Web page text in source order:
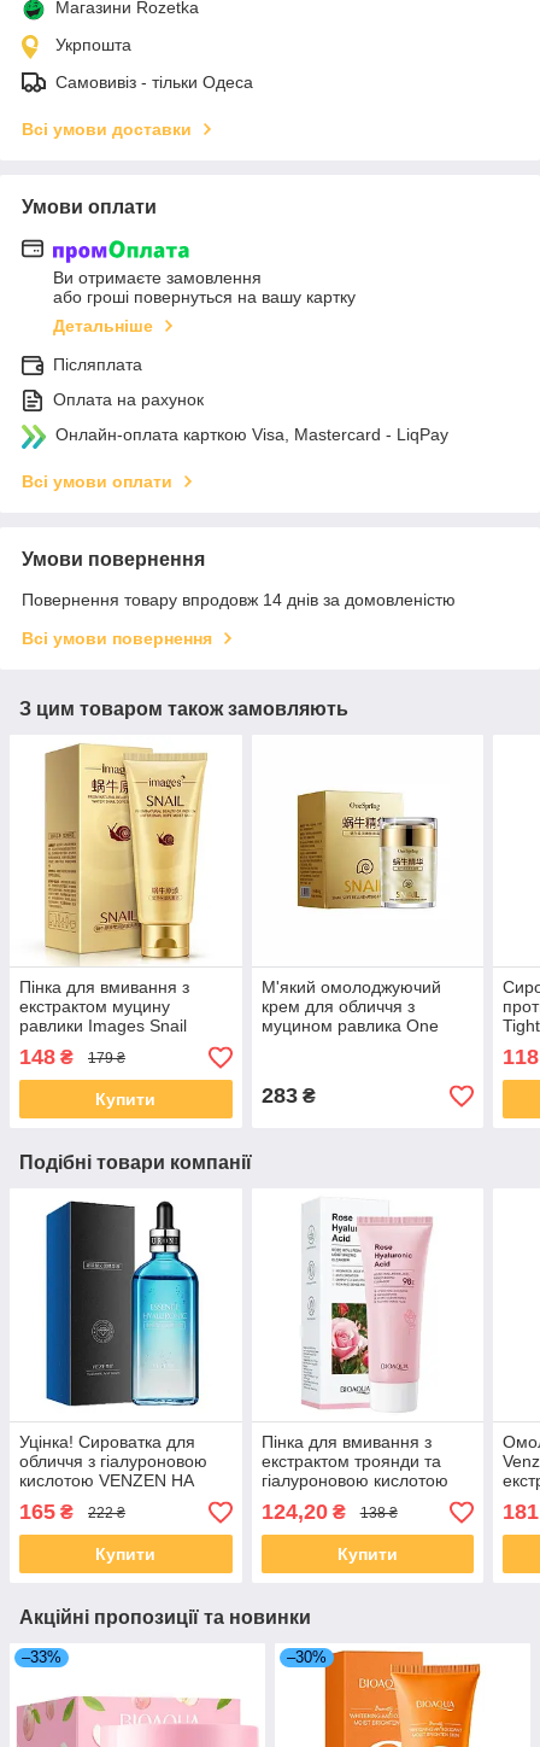
Магазини Rozetka
Укрпошта
Самовивіз - тільки Одеса
Всі умови доставки
Умови оплати
Ви отримаєте замовлення
або гроші повернуться на вашу картку
Детальніше
Післяплата
Оплата на рахунок
Онлайн-оплата карткою Visa, Mastercard - LiqPay
Всі умови оплати
Умови повернення
Повернення товару впродовж 14 днів за домовленістю
Всі умови повернення
З цим товаром також замовляють
Пінка для вмивання з
екстрактом муцину
равлики Images Snail
Cleanser, 100г
148 ₴ 179 ₴
Купити
М'який омолоджуючий
крем для обличчя з
муцином равлика One
283₴
Up
118
Подібні товари компанії
Уцінка! Сироватка для
обличчя з гіалуроновою
кислотою VENZEN HA
165 ₴ 222 ₴
Купити
Пінка для вмивання з
екстрактом троянди та
гіалуроновою кислотою
Bioaqua Rose Hyaluronic
Acid Cleanser 100 г
124,20₴ 138 ₴
Купити
181
Акційні пропозиції та новинки
–33% –30%